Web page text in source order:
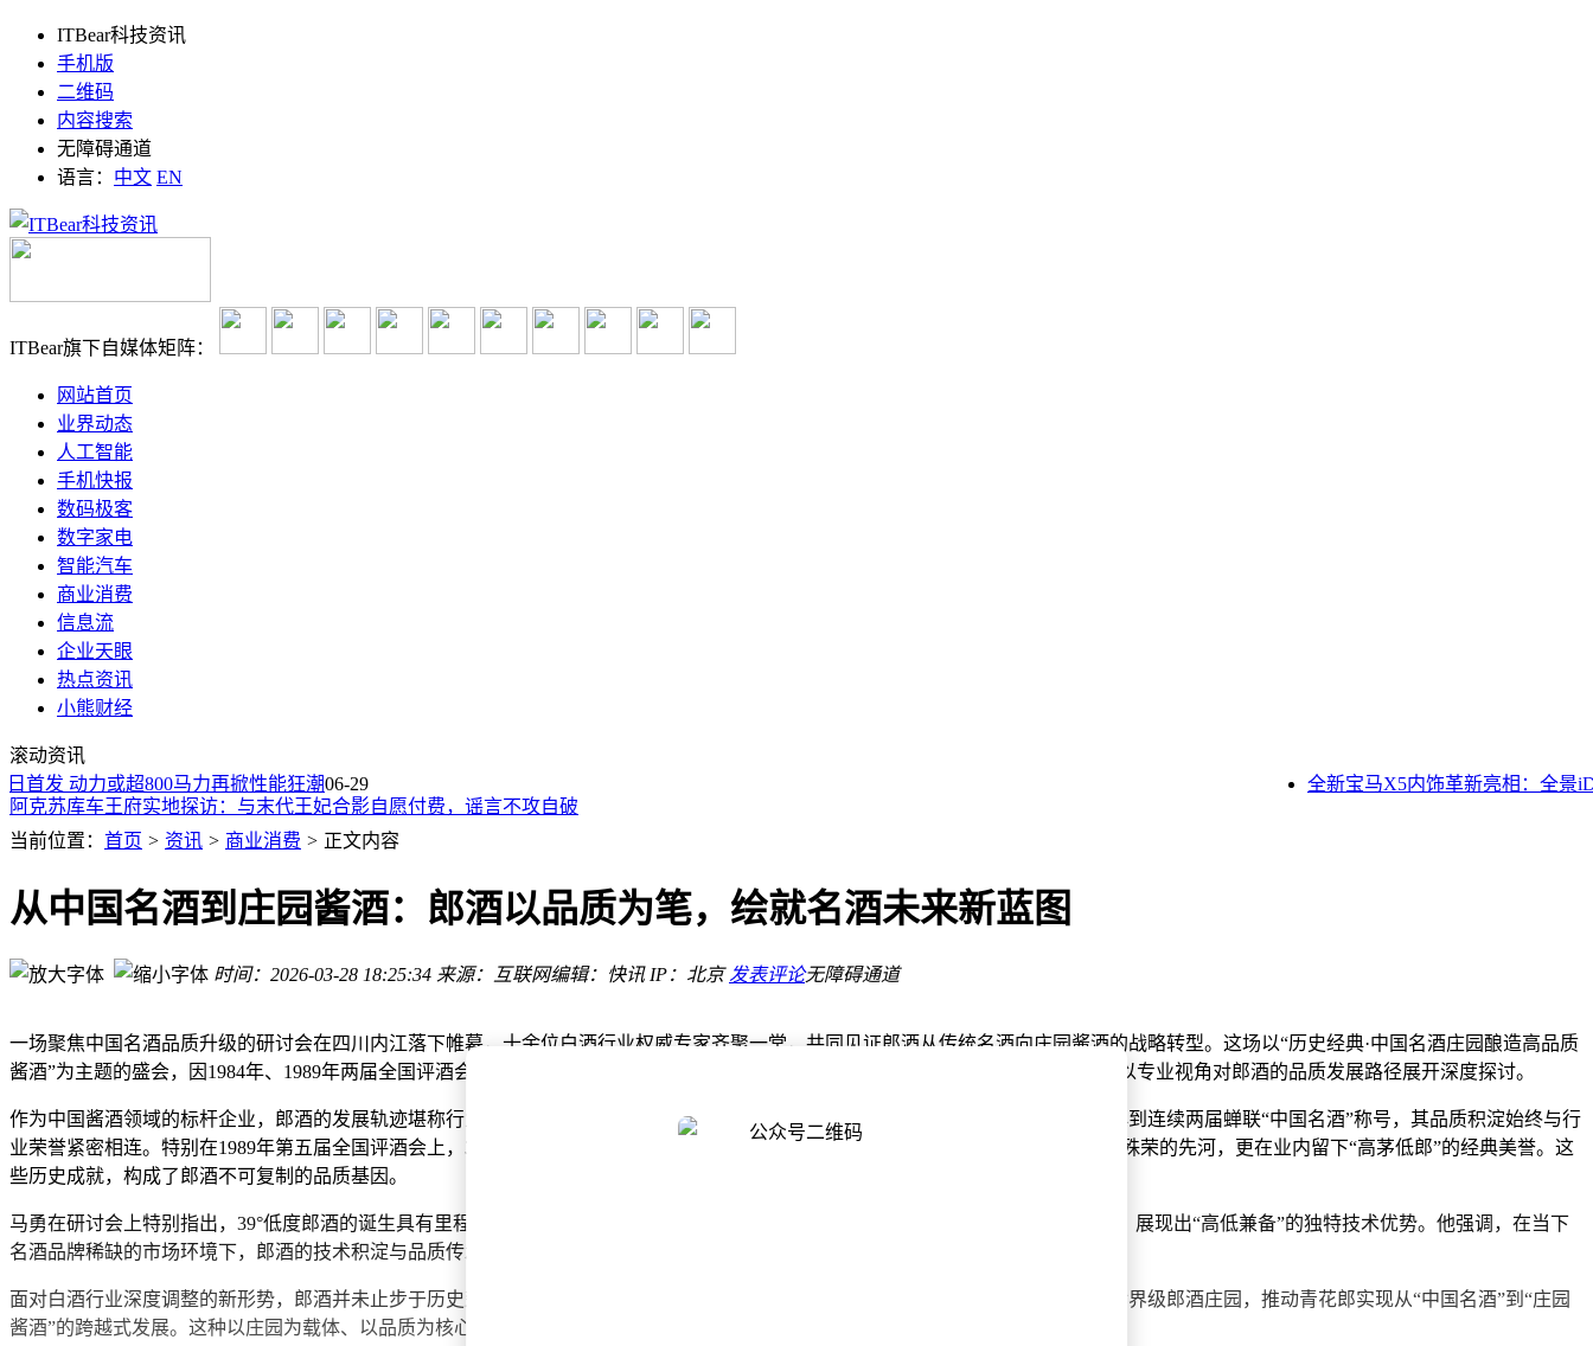
ITBear科技资讯
手机版
二维码
内容搜索
无障碍通道
语言： 中文 EN
ITBear旗下自媒体矩阵：
网站首页
业界动态
人工智能
手机快报
数码极客
数字家电
智能汽车
商业消费
信息流
企业天眼
热点资讯
小熊财经
滚动资讯
发 动力或超800马力再掀性能狂潮06-29 全新宝马X5内饰革新亮相：全景
一瓶水涨价背后：成本压力层层传导，经销商夹缝中艰难求生
Adobe收购Topaz Labs：本地算力优势助力AI影像技术深度融入核心服务
阿克苏库车王府实地探访：与末代王妃合影自愿付费，谣言不攻自破
48年坚守澳洲本土：Nutrition Care以全链自控与TGA标准铸就品质传奇
欧洲高温来袭，中国电风扇出口“乘风而上”订单增长势头足
长白山22℃的松弛时光，Leader统帅以冰咖为引，开启宠粉新范式
新能源出口狂飙背后：中国车企海外突围的机遇与隐忧
法拉利否认首款纯电车售罄传闻 称LUCE仍可订购7月北京首发
一瓶水涨价背后：成本压力层层传导，经销商夹缝中艰难求生
当前位置： 首页 > 资讯 > 商业消费 > 正文内容
从中国名酒到庄园酱酒：郎酒以品质为笔，绘就名酒未来新蓝图
时间：2026-03-28 18:25:34 来源：互联网编辑：快讯 IP：北京 发表评论无障碍通道
一场聚焦中国名酒品质升级的研讨会在四川内江落下帷幕，十余位白酒行业权威专家齐聚一堂，共同见证郎酒从传统名酒向庄园酱酒的战略转型。这场以“历史经典·中国名酒庄园酿造高品质
酱酒”为主题的盛会，因1984年、1989年两届全国评酒会评委的集体亮相而备受瞩目，中国食品工业协会副会长马勇领衔的专家团队，以专业视角对郎酒的品质发展路径展开深度探讨。
作为中国酱酒领域的标杆企业，郎酒的发展轨迹堪称行业典范。从1963年斩获四川省名酒评比金奖，到1979年荣获国家质量优质奖，再到连续两届蝉联“中国名酒”称号，其品质积淀始终与行
业荣誉紧密相连。特别在1989年第五届全国评酒会上，39°低度郎酒与53°经典郎酒双双摘得“中国名酒”桂冠，不仅开创了低度酱酒获此殊荣的先河，更在业内留下“高茅低郎”的经典美誉。这
些历史成就，构成了郎酒不可复制的品质基因。
马勇在研讨会上特别指出，39°低度郎酒的诞生具有里程碑意义。这款产品不仅承载着郎酒的名酒基因，更在白酒行业名酒复兴浪潮中，展现出“高低兼备”的独特技术优势。他强调，在当下
名酒品牌稀缺的市场环境下，郎酒的技术积淀与品质传承显得尤为珍贵，这为其从传统名酒向高端庄园酱酒转型奠定了坚实基础。
面对白酒行业深度调整的新形势，郎酒并未止步于历史荣誉。通过在赤水河左岸49公里黄金产区的持续深耕，企业历时20余年打造出世界级郎酒庄园，推动青花郎实现从“中国名酒”到“庄园
酱酒”的跨越式发展。这种以庄园为载体、以品质为核心的表达方式，正在为中国酱酒行业开辟新的品质叙事维度。